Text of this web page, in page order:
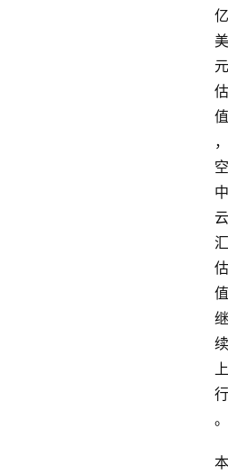
亿
美
元
估
值
，
空
中
云
汇
估
值
继
续
上
行
。
本